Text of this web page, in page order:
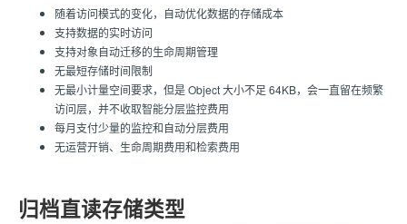
随着访问模式的变化，自动优化数据的存储成本
支持数据的实时访问
支持对象自动迁移的生命周期管理
无最短存储时间限制
无最小计量空间要求，但是 Object 大小不足 64KB，会一直留在频繁
访问层，并不收取智能分层监控费用
每月​支付少量的监控和自动分层费用
无运营开销、生命周期费用和检索费用
归档直读存储类型